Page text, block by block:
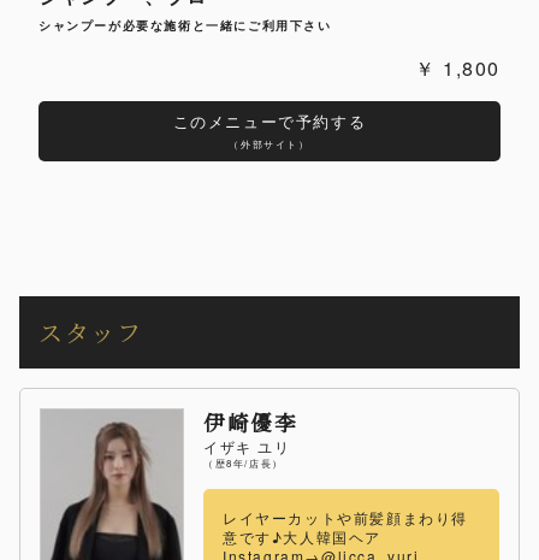
シャンプーが必要な施術と一緒にご利用下さい
1,800
このメニューで予約する
（外部サイト）
スタッフ
伊崎優李
イザキ ユリ
（歴8年/店長）
レイヤーカットや前髪顔まわり得
意です♪大人韓国ヘア